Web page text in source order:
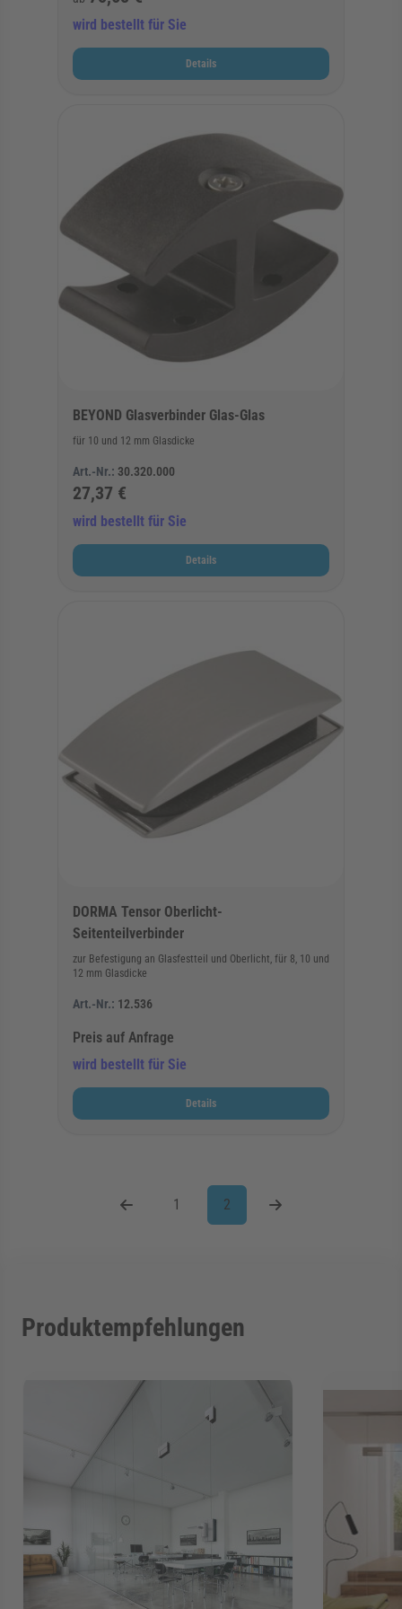
wird bestellt für Sie
Details
BEYOND Glasverbinder Glas-Glas
für 10 und 12 mm Glasdicke
Art.-Nr.: 30.320.000
27,37 €
wird bestellt für Sie
Details
DORMA Tensor Oberlicht-
Seitenteilverbinder
zur Befestigung an Glasfestteil und Oberlicht, für 8, 10 und
12 mm Glasdicke
Art.-Nr.: 12.536
Preis auf Anfrage
wird bestellt für Sie
Details
Seite
1 Sie lesen gerade Seite
2
Produktempfehlungen